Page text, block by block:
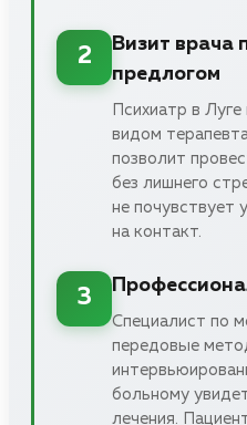
2
Визит врача
предлогом
Психиатр в
видом
позволит
без лишнего
не почувствует
на контакт.
3
Специалист по
передовые
больному
лечения.